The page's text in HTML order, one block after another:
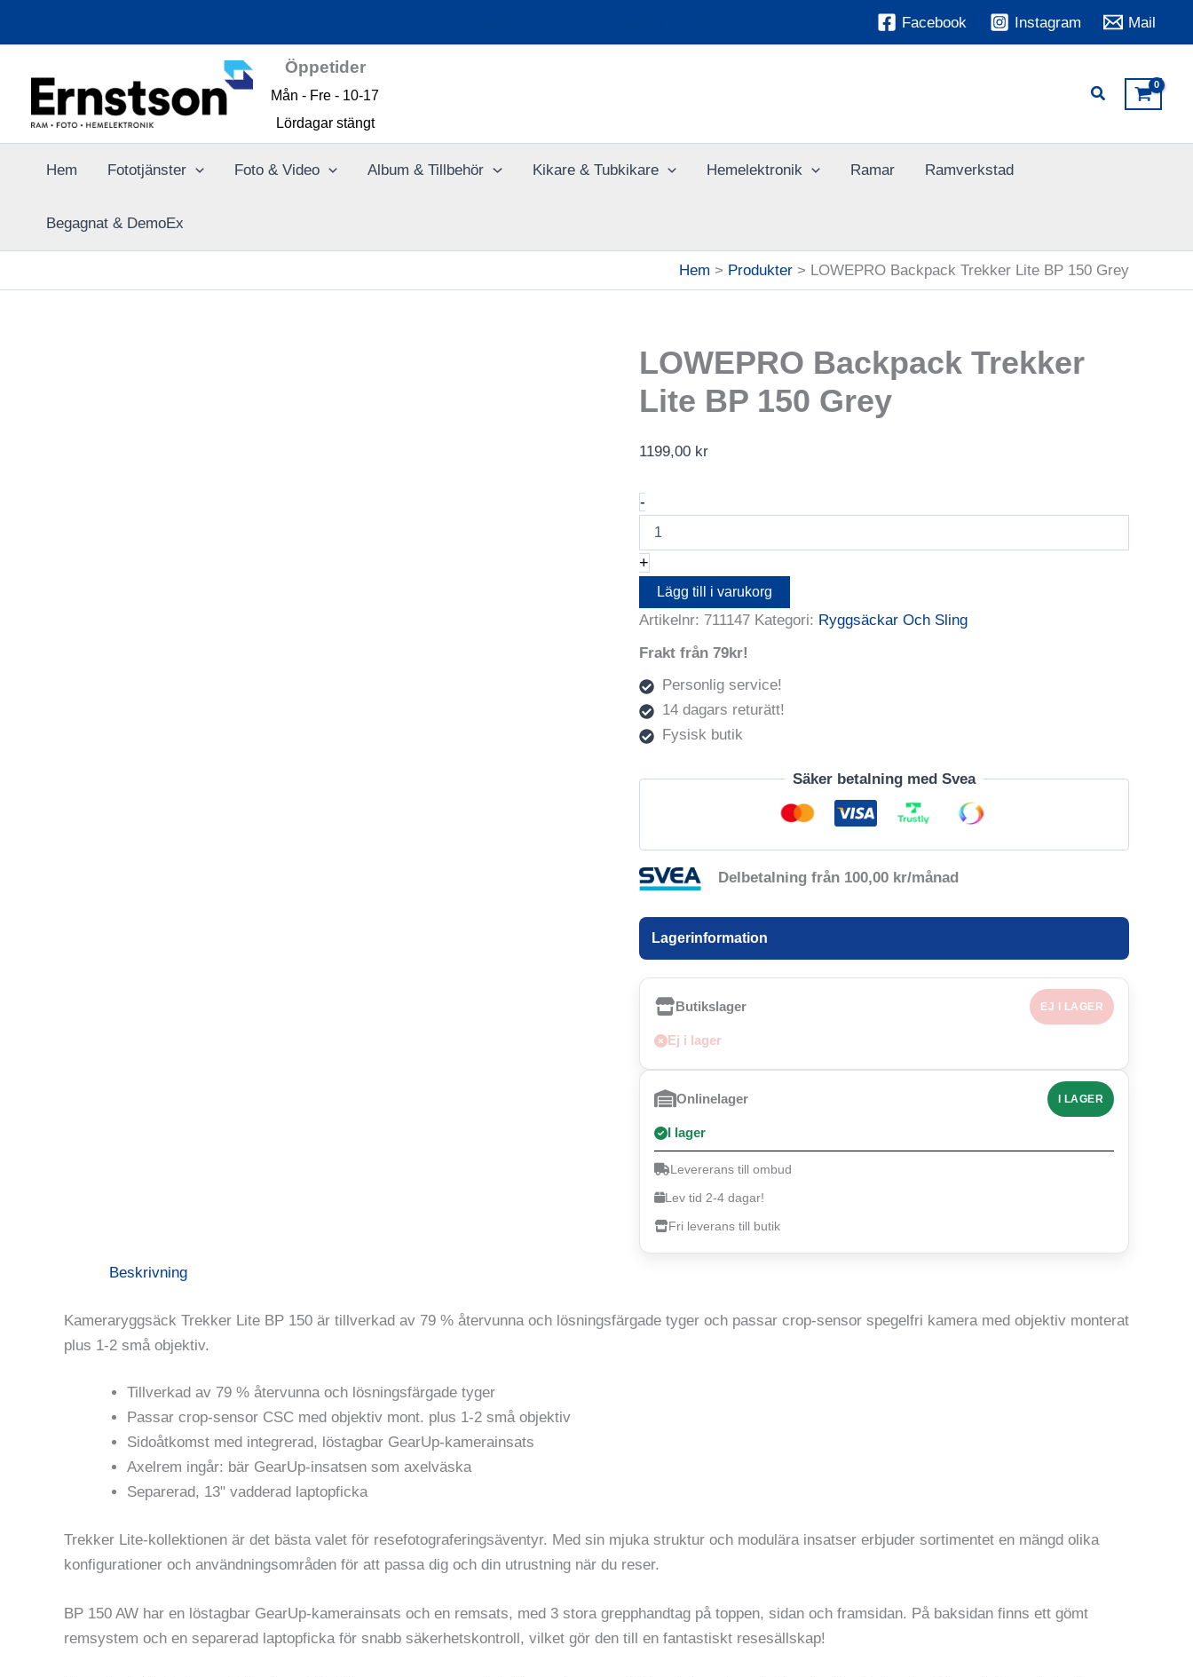
Facebook Instagram Mail
Öppetider
Mån - Fre - 10-17
Lördagar stängt
Hem Fototjänster Foto & Video Album & Tillbehör Kikare & Tubkikare Hemelektronik Ramar Ramverkstad
Begagnat & DemoEx
Hem Produkter LOWEPRO Backpack Trekker Lite BP 150 Grey
LOWEPRO Backpack Trekker
Lite BP 150 Grey
1199,00 kr
-LOWEPRO
Backpack
Trekker
Lite
BP
150
Grey
mängd
+
Lägg till i varukorg
Artikelnr: 711147 Kategori: Ryggsäckar Och Sling
Frakt från 79kr!
Personlig service!
14 dagars returätt!
Fysisk butik
Säker betalning med Svea
Delbetalning från 100,00 kr/månad
Lagerinformation
Butikslager EJ I LAGER
Ej i lager
Onlinelager I LAGER
I lager
Levererans till ombud
Lev tid 2-4 dagar!
Fri leverans till butik
Beskrivning
Kameraryggsäck Trekker Lite BP 150 är tillverkad av 79 % återvunna och lösningsfärgade tyger och passar crop-sensor spegelfri kamera med objektiv monterat
plus 1-2 små objektiv.
Tillverkad av 79 % återvunna och lösningsfärgade tyger
Passar crop-sensor CSC med objektiv mont. plus 1-2 små objektiv
Sidoåtkomst med integrerad, löstagbar GearUp-kamerainsats
Axelrem ingår: bär GearUp-insatsen som axelväska
Separerad, 13" vadderad laptopficka
Trekker Lite-kollektionen är det bästa valet för resefotograferingsäventyr. Med sin mjuka struktur och modulära insatser erbjuder sortimentet en mängd olika
konfigurationer och användningsområden för att passa dig och din utrustning när du reser.
BP 150 AW har en löstagbar GearUp-kamerainsats och en remsats, med 3 stora grepphandtag på toppen, sidan och framsidan. På baksidan finns ett gömt
remsystem och en separerad laptopficka för snabb säkerhetskontroll, vilket gör den till en fantastiskt resesällskap!